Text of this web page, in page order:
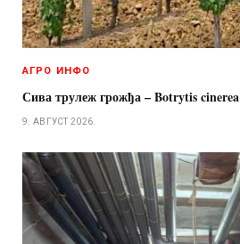
АГРО ИНФО
Сива трулеж грожђа – Botrytis cinerea
9. АВГУСТ 2026.